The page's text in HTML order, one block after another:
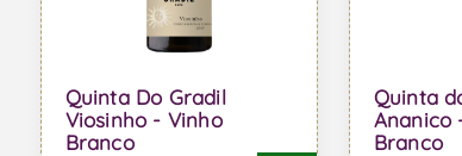
Quinta Do Gradil
Viosinho - Vinho
Branco
Quinta
Ananico
Branco